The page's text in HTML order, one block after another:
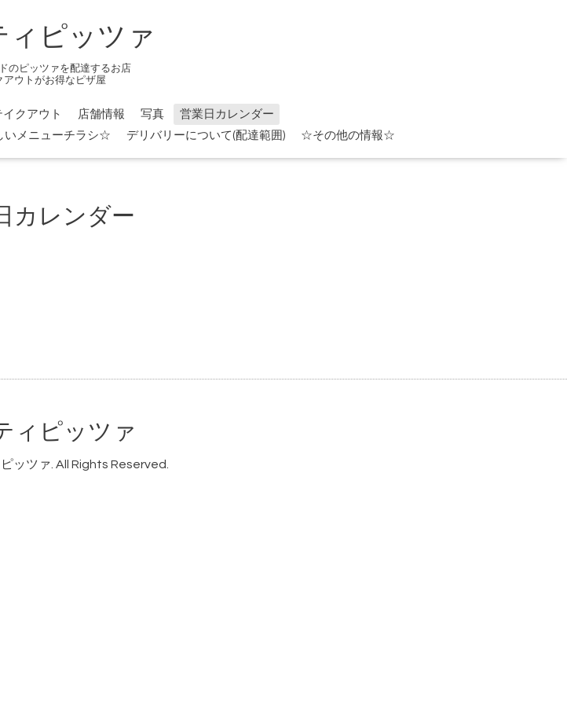
ィピッツァ
のピッツァを配達するお店
アウトがお得なピザ屋
クアウト 店舗情報 写真
営業日カレンダー
メニューチラシ☆ デリバリーについて(配達範囲) ☆その他の情報☆
カレンダー
ィピッツァ
ッツァ. All Rights Reserved.